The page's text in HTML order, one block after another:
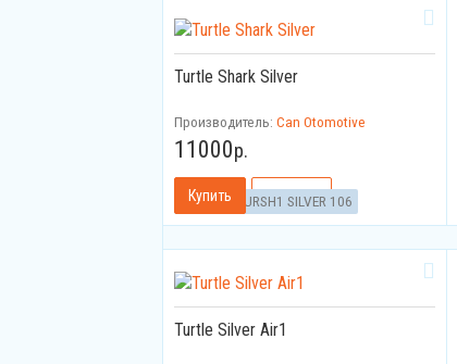
Turtle Shark Silver
Артикул: TURSH1 SILVER 106
Производитель:Can Otomotive
11000р.
Turtle Silver Air1